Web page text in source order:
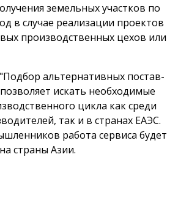
земельных участков по
в случае реализации проектов
производственных цехов или
альтернативных постав­
искать необходимые
цикла как среди
так и в странах ЕАЭС.
работа сервиса будет
страны Азии.